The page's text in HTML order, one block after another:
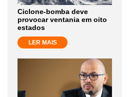
Ciclone-bomba deve
provocar ventania em oito
estados
LER MAIS